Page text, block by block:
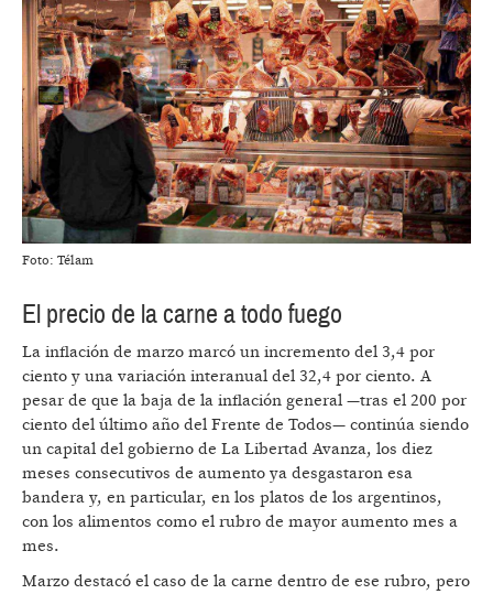
Foto: Télam
El precio de la carne a todo fuego
La inflación de marzo marcó un incremento del 3,4 por
ciento y una variación interanual del 32,4 por ciento. A
pesar de que la baja de la inflación general —tras el 200 por
ciento del último año del Frente de Todos— continúa siendo
un capital del gobierno de La Libertad Avanza, los diez
meses consecutivos de aumento ya desgastaron esa
bandera y, en particular, en los platos de los argentinos,
con los alimentos como el rubro de mayor aumento mes a
mes.
Marzo destacó el caso de la carne dentro de ese rubro, pero